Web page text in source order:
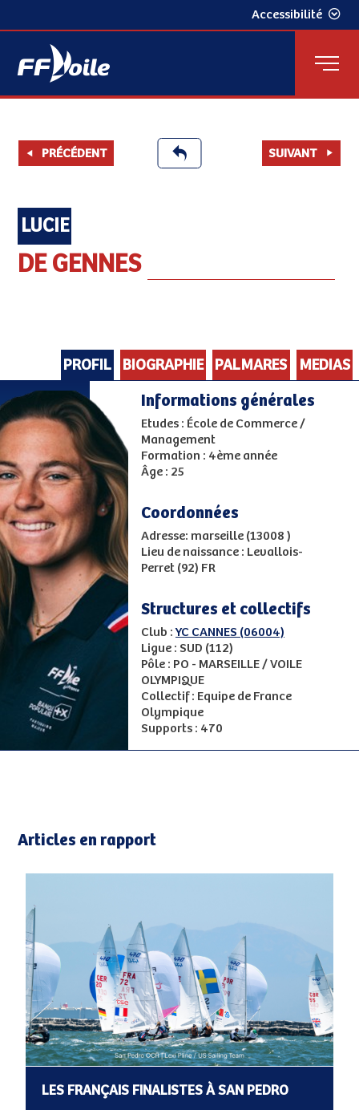
Accessibilité
PRÉCÉDENT SUIVANT
LUCIE
DE GENNES
PROFIL BIOGRAPHIE PALMARES MEDIAS
Informations générales
Etudes : École de Commerce /
Management
Formation : 4ème année
Âge : 25
Coordonnées
Adresse: marseille (13008 )
Lieu de naissance : Levallois-
Perret (92) FR
Structures et collectifs
Club :YC CANNES (06004)
Ligue : SUD (112)
Pôle : PO - MARSEILLE / VOILE
OLYMPIQUE
Collectif : Equipe de France
Olympique
Supports : 470
Articles en rapport
LES FRANÇAIS FINALISTES À SAN PEDRO